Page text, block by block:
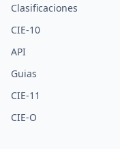
Clasificaciones
CIE-10
API
Guias
CIE-11
CIE-O